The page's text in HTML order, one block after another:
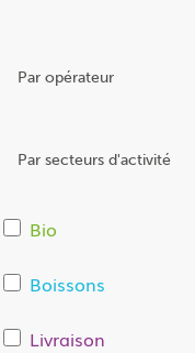
Bio
Boissons
Livraison